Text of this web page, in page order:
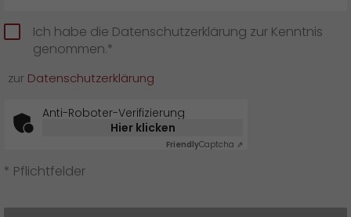
Ich habe die Datenschutzerklärung zur Kenntnis
genommen.*
zur Datenschutzerklärung
Anti-Roboter-Verifizierung
Hier klicken
FriendlyCaptcha ⇗
* Pflichtfelder